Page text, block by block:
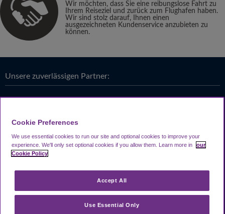
Wir möchten, dass Sie eine reibungslose Fahrt zu
Ihrem Reiseziel und zurück zum Flughafen haben.
Wir sind stolz darauf, Ihnen einen
ausgezeichneten Kundenservice anzubieten zu
können.
Unsere zuverlässigen Partner:
Cookie Preferences
We use essential cookies to run our site and optional cookies to improve your
experience. We'll only set optional cookies if you allow them. Learn more in
our
Cookie Policy
Use Essential Only
Accept All